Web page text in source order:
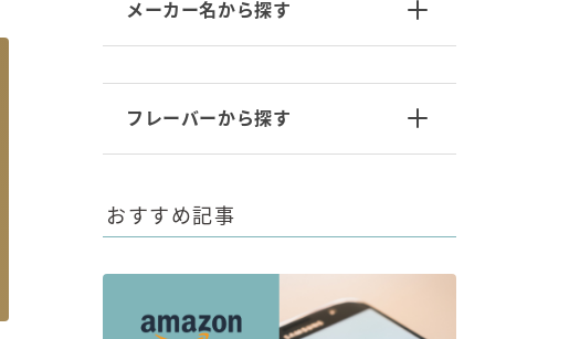
メーカー名から探す
フレーバーから探す
おすすめ記事